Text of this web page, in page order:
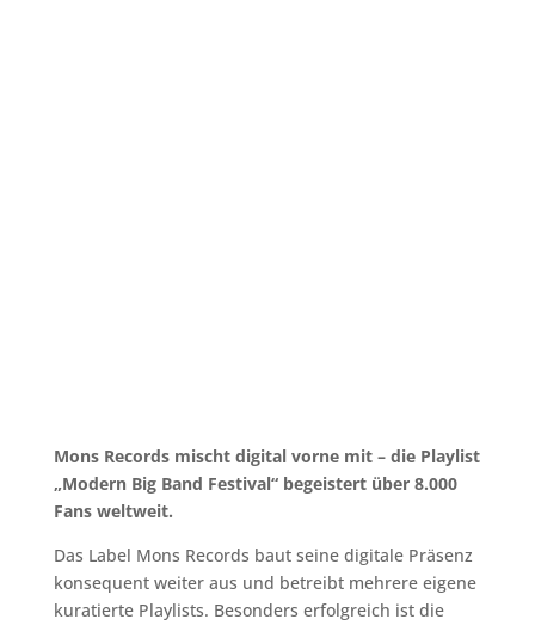
Mons Records mischt digital vorne mit – die Playlist
„Modern Big Band Festival“ begeistert über 8.000
Fans weltweit.
Das Label Mons Records baut seine digitale Präsenz
konsequent weiter aus und betreibt mehrere eigene
kuratierte Playlists. Besonders erfolgreich ist die